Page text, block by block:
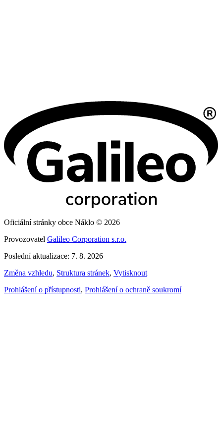
Oficiální stránky obce Náklo © 2026
Provozovatel Galileo Corporation s.r.o.
Poslední aktualizace: 7. 8. 2026
Změna vzhledu, Struktura stránek, Vytisknout
Prohlášení o přístupnosti, Prohlášení o ochraně soukromí